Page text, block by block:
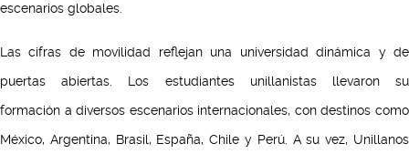
escenarios globales.
Las cifras de movilidad reflejan una universidad dinámica y de
puertas abiertas. Los estudiantes unillanistas llevaron su
formación a diversos escenarios internacionales, con destinos como
México, Argentina, Brasil, España, Chile y Perú. A su vez, Unillanos